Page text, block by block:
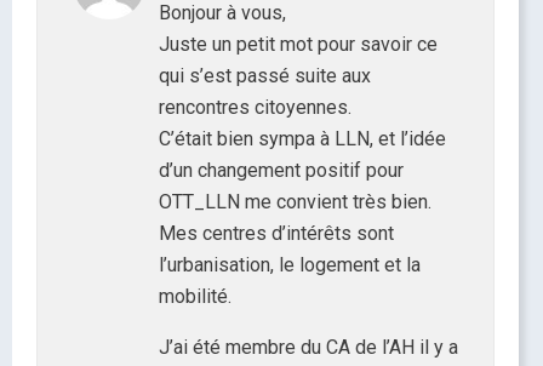
Bonjour à vous,
Juste un petit mot pour savoir ce
qui s’est passé suite aux
rencontres citoyennes.
C’était bien sympa à LLN, et l’idée
d’un changement positif pour
OTT_LLN me convient très bien.
Mes centres d’intérêts sont
l’urbanisation, le logement et la
mobilité.
J’ai été membre du CA de l’AH il y a